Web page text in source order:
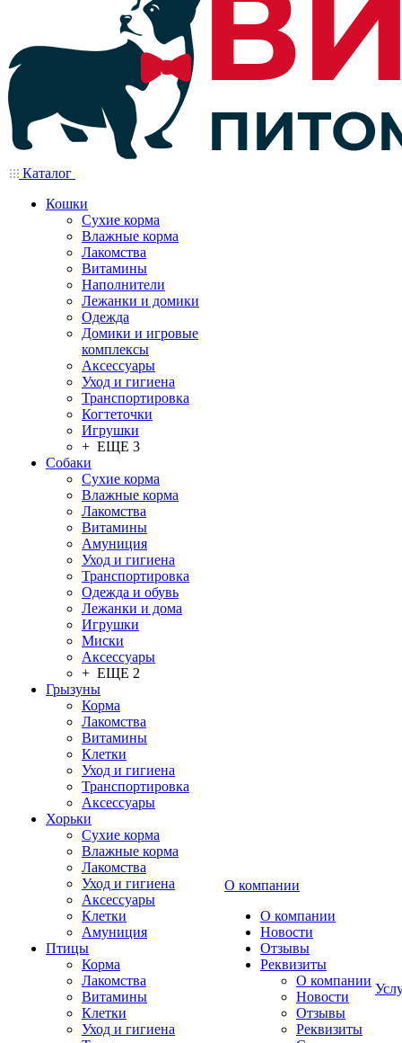
Каталог
Кошки
Сухие корма
Влажные корма
Лакомства
Витамины
Наполнители
Лежанки и домики
Одежда
Домики и игровые
комплексы
Аксессуары
Уход и гигиена
Транспортировка
Когтеточки
Игрушки
+ ЕЩЕ 3
Собаки
Сухие корма
Влажные корма
Лакомства
Витамины
Амуниция
Уход и гигиена
Транспортировка
Одежда и обувь
Лежанки и дома
Игрушки
Миски
Аксессуары
+ ЕЩЕ 2
Грызуны
Корма
Лакомства
Витамины
Клетки
Уход и гигиена
Транспортировка
Аксессуары
Хорьки
Сухие корма
Влажные корма
Лакомства
Уход и гигиена
Аксессуары
Клетки
Амуниция
Птицы
Корма
Лакомства
Витамины
Клетки
Уход и гигиена
О компании
О компании
Новости
Отзывы
Реквизиты
О компании
Новости
Отзывы
Реквизиты